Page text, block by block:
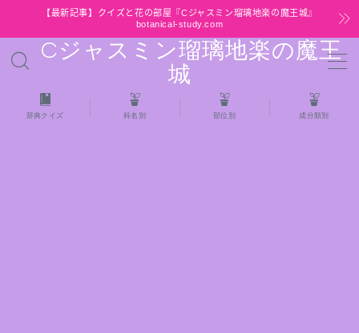
【最新記事】クイズと花の部屋『Cジャスミン瑠璃地楽の魔王城』
botanical-study.com
Cジャスミン瑠璃地楽の魔王
城
MENU
HOME
辞典クイズ 科名別 部位別 成分類別